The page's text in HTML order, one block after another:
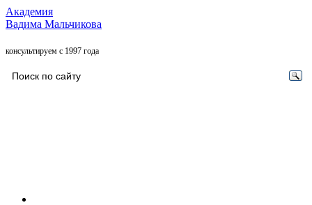
Академия
Вадима Мальчикова
консультируем с 1997 года